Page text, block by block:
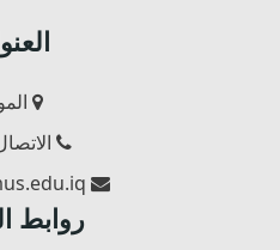
الاتصال
روابط